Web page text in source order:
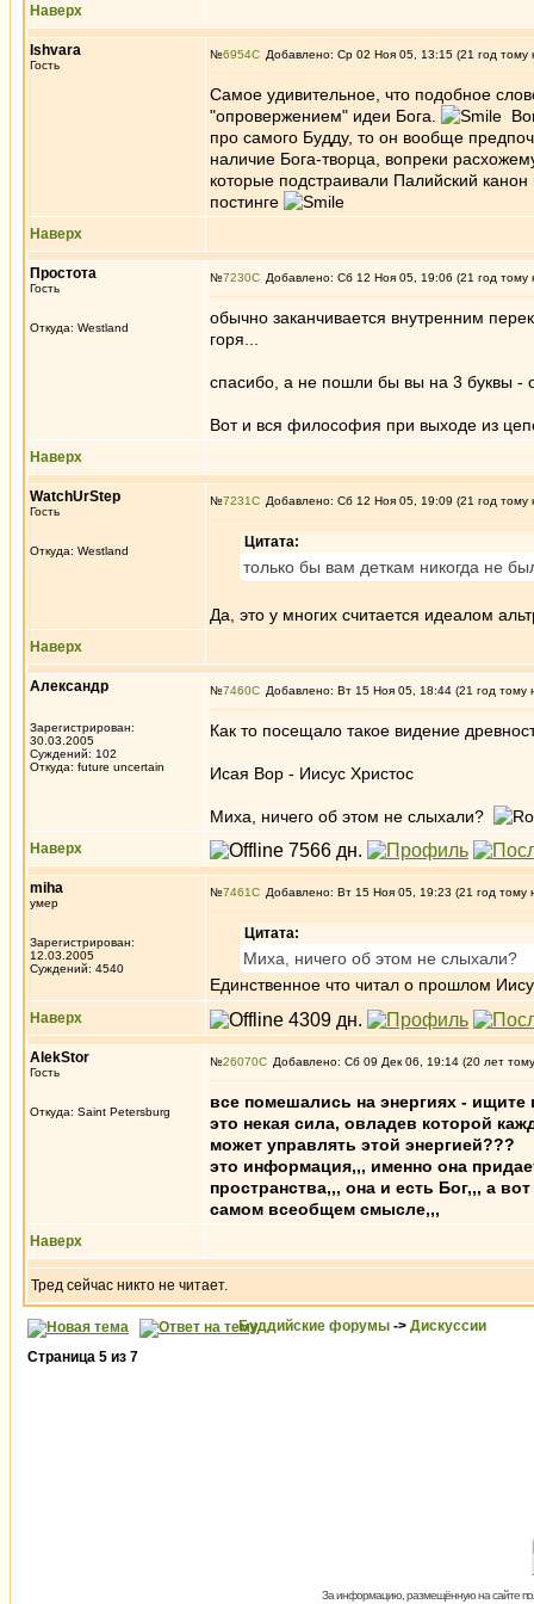
Наверх
Ishvara
Гость
№6954 Добавлено: Ср 02 Ноя 05, 13:15 (21 год тому
Самое удивительное, что подобное
"опровержением" идеи Бога.
про самого Будду, то он вообще
наличие Бога-творца, вопреки
которые подстраивали Палийский
постинге
Наверх
Простота
Гость
Откуда: Westland
№7230 Добавлено: Сб 12 Ноя 05, 19:06 (21 год тому
обычно заканчивается внутренним
горя...
спасибо, а не пошли бы вы на 3 буквы -
Вот и вся философия при выходе из
Наверх
WatchUrStep
Гость
Откуда: Westland
№7231 Добавлено: Сб 12 Ноя 05, 19:09 (21 год тому
Цитата:
только бы вам деткам никогда не
Да, это у многих считается идеалом
Наверх
Александр
Зарегистрирован:
30.03.2005
Суждений: 102
Откуда: future uncertain
№7460 Добавлено: Вт 15 Ноя 05, 18:44 (21 год тому
Как то посещало такое видение
Исая Вор - Иисус Христос
Миха, ничего об этом не слыхали?
Наверх
miha
умер
Зарегистрирован:
12.03.2005
Суждений: 4540
№7461 Добавлено: Вт 15 Ноя 05, 19:23 (21 год тому
Цитата:
Миха, ничего об этом не слыхали?
Единственное что читал о прошлом
Наверх
AlekStor
Гость
Откуда: Saint Petersburg
№26070 Добавлено: Сб 09 Дек 06, 19:14 (20 лет
все помешались на энергиях - ищите
это некая сила, овладев которой
может управлять этой энергией???
это информация,,, именно она
пространства,,, она и есть Бог,,, а
самом всеобщем смысле,,,
Наверх
Тред сейчас никто не читает.
Буддийские форумы -> Дискуссии
Страница 5 из 7
За информацию, размещённую на сайте